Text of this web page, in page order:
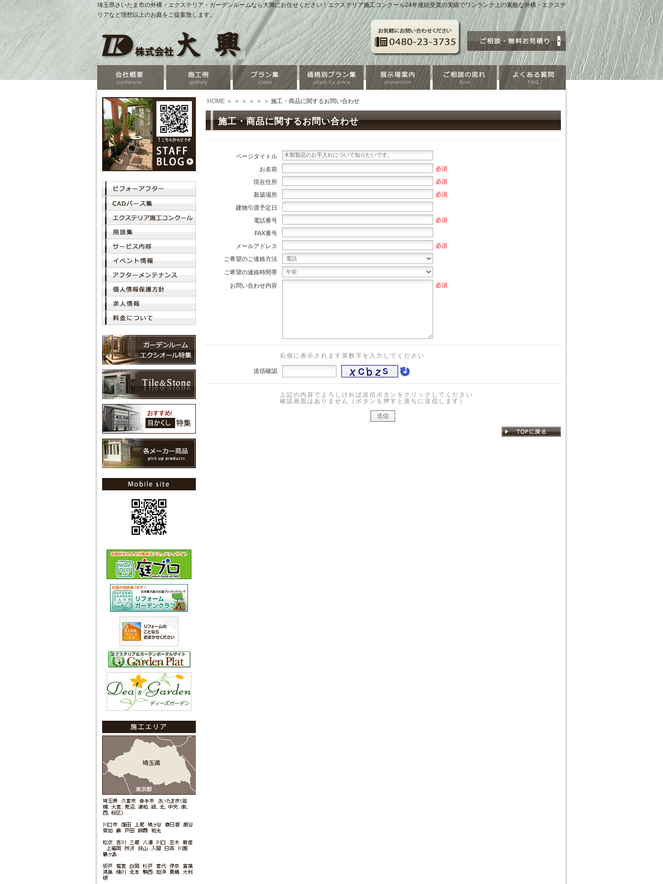
埼玉県さいたま市の外構・エクステリア・ガーデンルームなら大興にお任せください！エクステリア施工コンクール24年連続受賞の実績でワンランク上の素敵な外構・エクステ
リアなど理想以上のお庭をご提案致します。
HOME ＞ ＞ ＞ ＞ ＞ ＞ 施工・商品に関するお問い合わせ
施工・商品に関するお問い合わせ
ページタイトル
お名前
必須
現在住所
必須
新築場所
必須
建物引渡予定日
電話番号
必須
FAX番号
メールアドレス
必須
ご希望のご連絡方法
ご希望の連絡時間帯
お問い合わせ内容
必須
右側に表示されます英数字を入力してください
送信確認
上記の内容でよろしければ送信ボタンをクリックしてください
確認画面はありません（ボタンを押すと直ちに送信します）